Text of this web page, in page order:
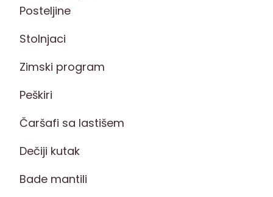
Posteljine
Stolnjaci
Zimski program
Peškiri
Čaršafi sa lastišem
Dečiji kutak
Bade mantili